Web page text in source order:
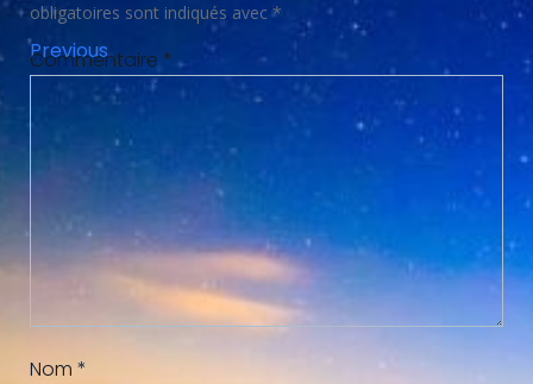
Post
navigation
Previous
obligatoires sont indiqués avec *
Commentaire *
Nom *